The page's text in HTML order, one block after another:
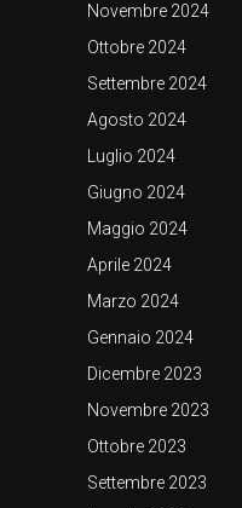
Novembre 2024
Ottobre 2024
Settembre 2024
Agosto 2024
Luglio 2024
Giugno 2024
Maggio 2024
Aprile 2024
Marzo 2024
Gennaio 2024
Dicembre 2023
Novembre 2023
Ottobre 2023
Settembre 2023